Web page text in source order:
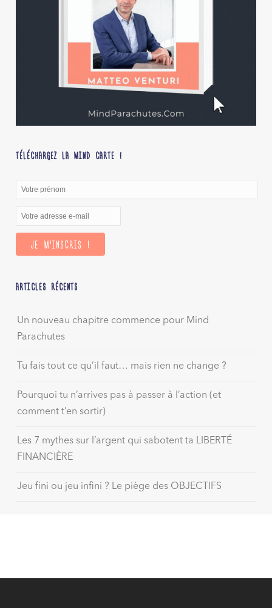
TÉLÉCHARGEZ LA MIND CARTE !
ARTICLES RÉCENTS
Un nouveau chapitre commence pour Mind
Parachutes
Tu fais tout ce qu’il faut… mais rien ne change ?
Pourquoi tu n’arrives pas à passer à l’action (et
comment t’en sortir)
Les 7 mythes sur l’argent qui sabotent ta LIBERTÉ
FINANCIÈRE
Jeu fini ou jeu infini ? Le piège des OBJECTIFS